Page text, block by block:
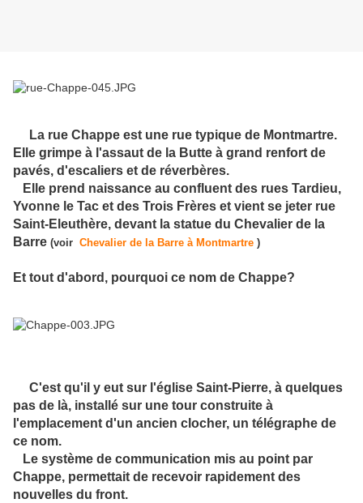
La rue Chappe est une rue typique de Montmartre.
Elle grimpe à l'assaut de la Butte à grand renfort de
pavés, d'escaliers et de réverbères.
Elle prend naissance au confluent des rues Tardieu,
Yvonne le Tac et des Trois Frères et vient se jeter rue
Saint-Eleuthère, devant la statue du Chevalier de la
Barre (voir Chevalier de la Barre à Montmartre )
Et tout d'abord, pourquoi ce nom de Chappe?
C'est qu'il y eut sur l'église Saint-Pierre, à quelques
pas de là, installé sur une tour construite à
l'emplacement d'un ancien clocher, un télégraphe de
ce nom.
Le système de communication mis au point par
Chappe, permettait de recevoir rapidement des
nouvelles du front.